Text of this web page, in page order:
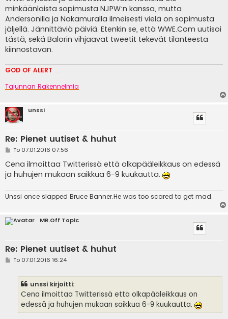
minkäänlaista sopimusta NJPW:n kanssa, mutta
Andersonilla ja Nakamuralla ilmeisesti vielä on sopimusta
jäljellä. Jännittäviä päiviä. Etenkin se, että WWE.Com uutisoi
tästä, sekä Balorin vihjaavat tweetit tekevät tilanteesta
kiinnostavan.
GOD OF ALERT
Tajunnan Rakennelmia
unssi
Re: Pienet uutiset & huhut
V
e
s
t
To 07.01.2016 07:56
Cena ilmoittaa Twitterissä että olkapääleikkaus on edessä
ja huhujen mukaan saikkua 6-9 kuukautta.
Unssi once slapped Bruce Banner.He was too scared to get mad.
MR.Off Topic
Re: Pienet uutiset & huhut
VTo 07.01.2016 16:24
unssi kirjoitti:
Cena ilmoittaa Twitterissä että olkapääleikkaus on
edessä ja huhujen mukaan saikkua 6-9 kuukautta.